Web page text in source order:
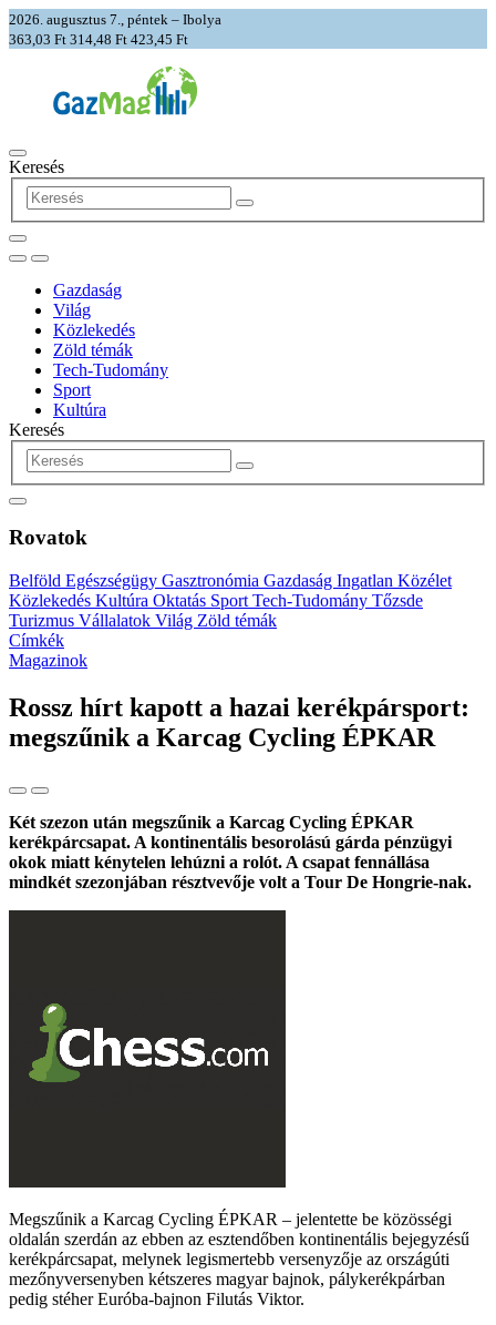
2026. augusztus 7., péntek – Ibolya
363,03 Ft 314,48 Ft 423,45 Ft
Keresés
Gazdaság
Világ
Közlekedés
Zöld témák
Tech-Tudomány
Sport
Kultúra
Keresés
Rovatok
Belföld Egészségügy Gasztronómia Gazdaság Ingatlan Közélet
Közlekedés Kultúra Oktatás Sport Tech-Tudomány Tőzsde
Turizmus Vállalatok Világ Zöld témák
Címkék
Magazinok
Rossz hírt kapott a hazai kerékpársport:
megszűnik a Karcag Cycling ÉPKAR
Két szezon után megszűnik a Karcag Cycling ÉPKAR
kerékpárcsapat. A kontinentális besorolású gárda pénzügyi
okok miatt kénytelen lehúzni a rolót. A csapat fennállása
mindkét szezonjában résztvevője volt a Tour De Hongrie-nak.
Megszűnik a Karcag Cycling ÉPKAR – jelentette be közösségi
oldalán szerdán az ebben az esztendőben kontinentális bejegyzésű
kerékpárcsapat, melynek legismertebb versenyzője az országúti
mezőnyversenyben kétszeres magyar bajnok, pálykerékpárban
pedig stéher Euróba-bajnon Filutás Viktor.